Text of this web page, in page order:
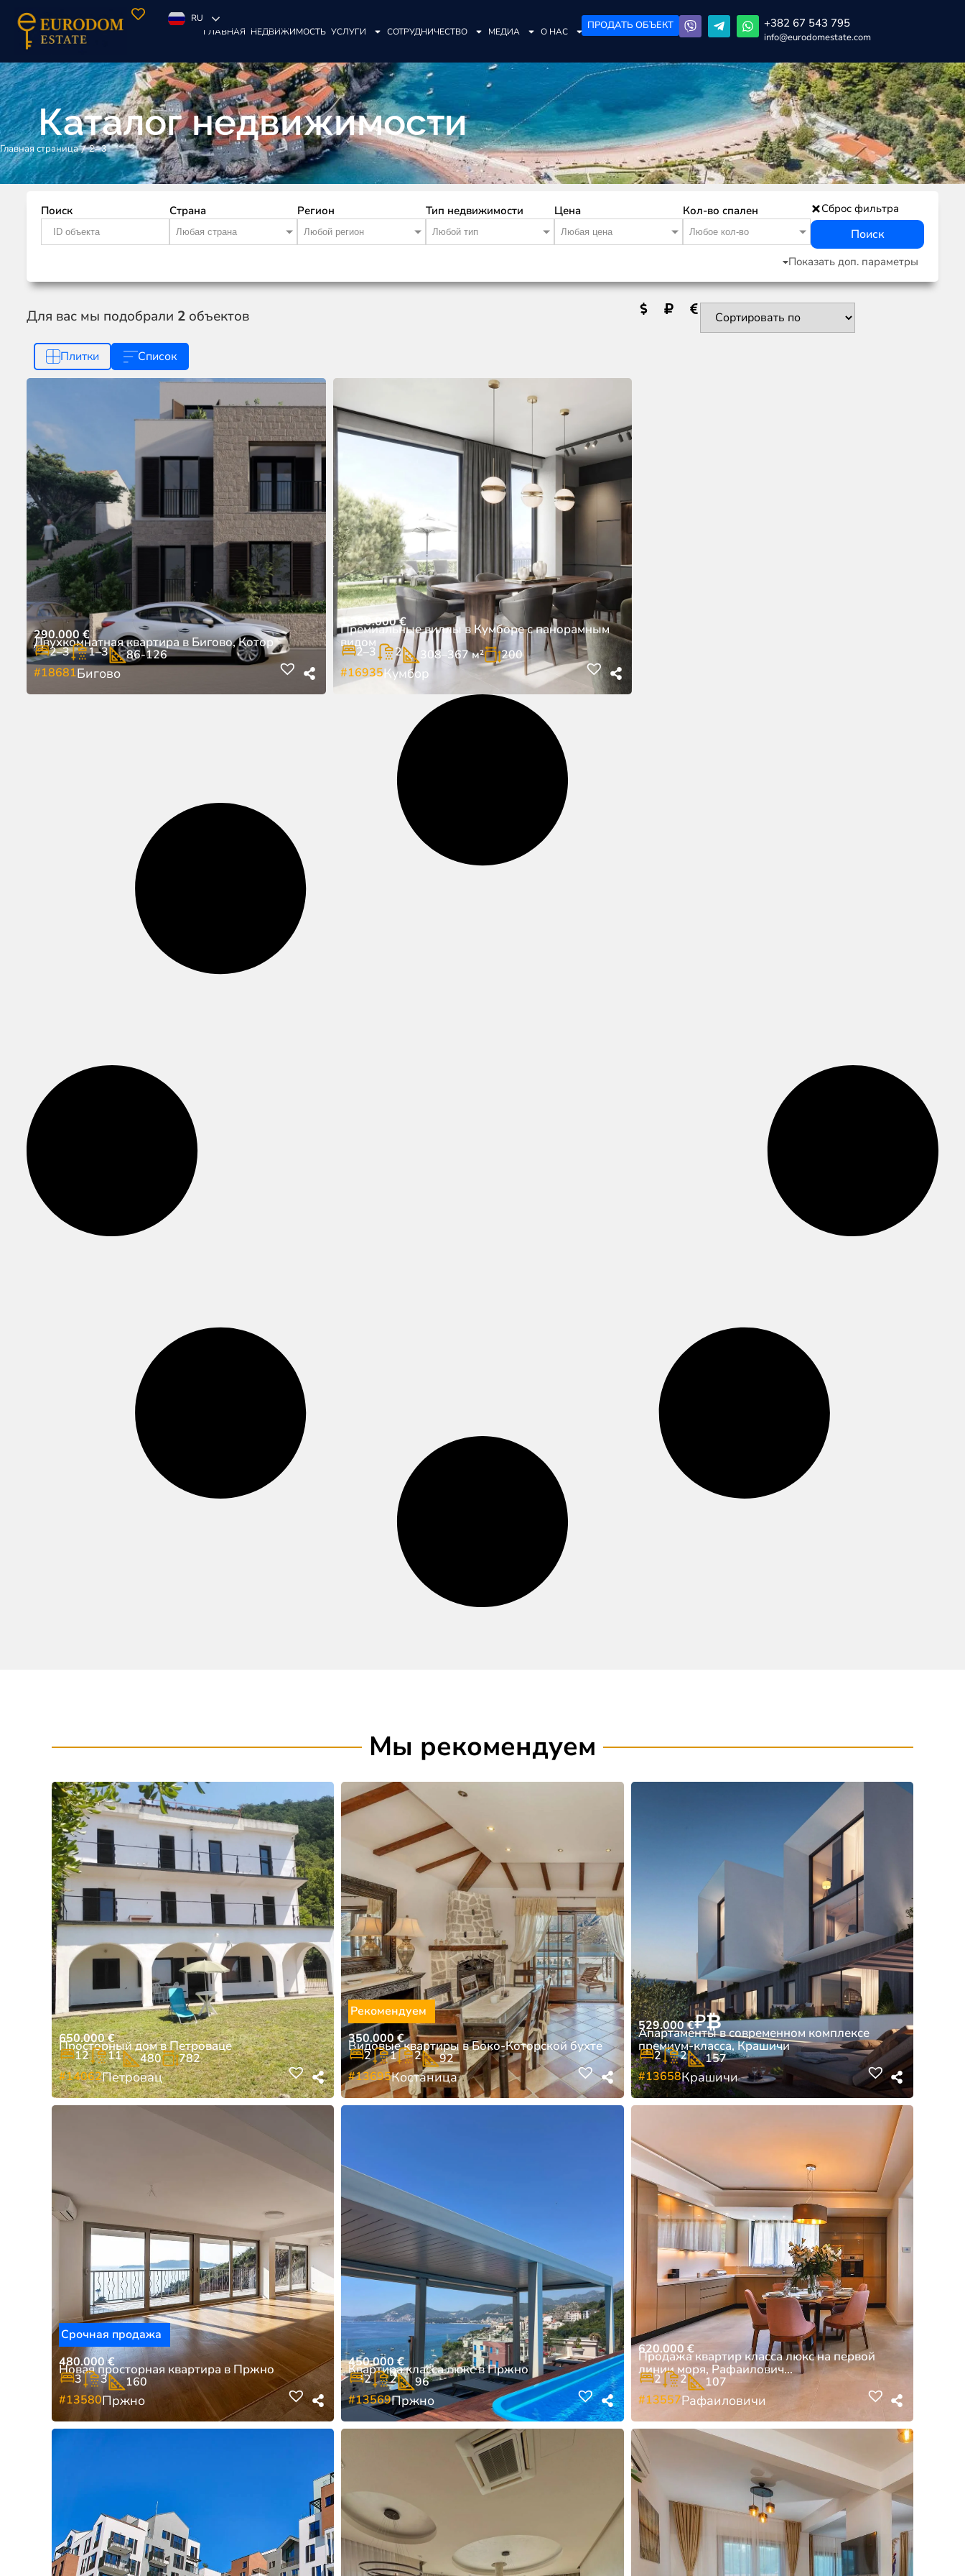
RU
ГЛАВНАЯ НЕДВИЖИМОСТЬ УСЛУГИ СОТРУДНИЧЕСТВО МЕДИА О НАС ПРОДАТЬ ОБЪЕКТ +382 67 543 795
info@eurodomestate.com
Каталог недвижимости
Главная страница/2–3
Поиск Страна
Любая страна
Регион
Любой регион
Тип недвижимости
Любой тип
Цена
Любая цена
Кол-во спален
Любое кол-во
Сброс фильтра
Поиск
Показать доп. параметры
Для вас мы подобрали 2 объектов
Плитки Список
290.000 €
Двухкомнатная квартира в Бигово, Котор
2–3 1–3
86-126
#18681Бигово
1.300.000€
Премиальные виллы в Кумборе с панорамным
видом
2–3 2 308–367 м²
200
#16935Кумбор
Мы рекомендуем
650.000€
Просторный дом в Петроваце
12 11 480
782
#14062Петровац
350.000€
Видовые квартиры в Боко-Которской бухте
2 1 2
92
#13695Костаница
Рекомендуем
529.000€₽₿
Апартаменты в современном комплексе
премиум-класса, Крашичи
2 2
157
#13658Крашичи
480.000€
Новая просторная квартира в Пржно
3 3
160
#13580Пржно
Срочная продажа
450.000€
Квартира класса люкс в Пржно
2 2
96
#13569Пржно
620.000 €
Продажа квартир класса люкс на первой
линии моря, Рафаилович...
2 2
107
#13557Рафаиловичи